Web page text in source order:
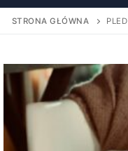
STRONA GŁÓWNA PLED